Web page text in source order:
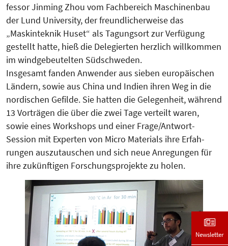
fessor Jinming Zhou vom Fach­bereich Maschinenbau
der Lund Uni­versity, der freundlicherweise das
„Maskinteknik Huset“ als Tagungsort zur Verfügung
gestellt hatte, hieß die De­legierten herzlich willkommen
im windgebeutelten Südschweden.
Insgesamt fanden Anwender aus sieben europäischen
Ländern, sowie aus China und Indien ihren Weg in die
nordischen Gefilde. Sie hatten die Gelegenheit, während
13 Vorträgen die über die zwei Tage verteilt waren,
sowie eines Workshops und einer Frage/Antwort-
Session mit Exper­ten von Micro Materials ihre Erfah­
rungen auszutauschen und sich neue Anregungen für
ihre zukünftigen Forschungsprojekte zu holen.
Newsletter